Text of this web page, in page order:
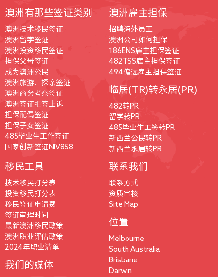
澳洲有那些签证类别
澳洲技术移民签证
澳洲留学签证
澳洲投资移民签证
担保父母签证
成为澳洲公民
澳洲旅游、探亲签证
澳洲商务考察签证
澳洲签证拒签上诉
担保配偶签证
担保子女签证
485毕业生工作签证
国家创新签证NIV858
澳洲雇主担保
招聘海外员工
澳洲公司如何担保
186ENS雇主担保签证
482TSS雇主担保签证
494偏远雇主担保签证
临居(TR)转永居(PR)
482转PR
留学转PR
485毕业生工签转PR
新西兰公民转PR
新西兰永居转PR
移民工具
技术移民打分表
投资移民打分表
移民签证申请费
签证审理时间
最新澳洲移民政策
澳洲职业评估政策
2024年职业清单
我们的媒体
联系我们
联系方式
资质审核
Site Map
位置
Melbourne
South Australia
Brisbane
Darwin